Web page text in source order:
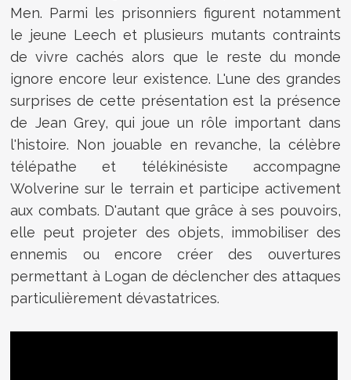
Men. Parmi les prisonniers figurent notamment
le jeune Leech et plusieurs mutants contraints
de vivre cachés alors que le reste du monde
ignore encore leur existence. L'une des grandes
surprises de cette présentation est la présence
de Jean Grey, qui joue un rôle important dans
l'histoire. Non jouable en revanche, la célèbre
télépathe et télékinésiste accompagne
Wolverine sur le terrain et participe activement
aux combats. D'autant que grâce à ses pouvoirs,
elle peut projeter des objets, immobiliser des
ennemis ou encore créer des ouvertures
permettant à Logan de déclencher des attaques
particulièrement dévastatrices.